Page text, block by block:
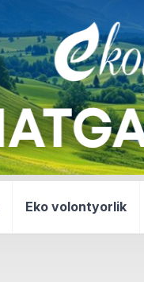
Eko volontyorlik